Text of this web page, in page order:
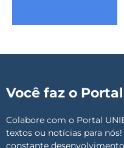
Você faz o
Colabore com o Portal
textos ou notícias para
constante